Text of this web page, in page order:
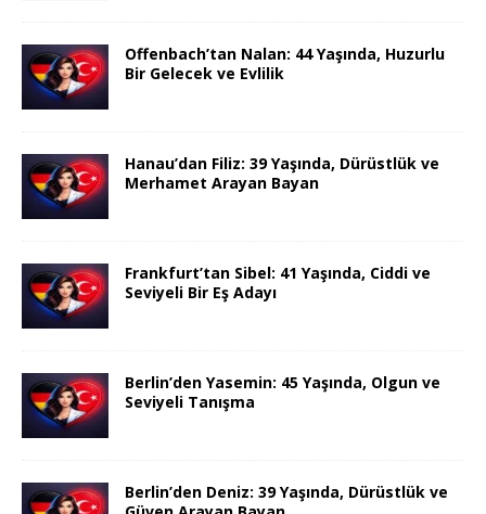
Offenbach’tan Nalan: 44 Yaşında, Huzurlu
Bir Gelecek ve Evlilik
Hanau’dan Filiz: 39 Yaşında, Dürüstlük ve
Merhamet Arayan Bayan
Frankfurt’tan Sibel: 41 Yaşında, Ciddi ve
Seviyeli Bir Eş Adayı
Berlin’den Yasemin: 45 Yaşında, Olgun ve
Seviyeli Tanışma
Berlin’den Deniz: 39 Yaşında, Dürüstlük ve